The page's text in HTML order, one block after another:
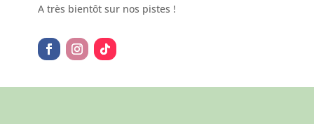
A très bientôt sur nos pistes !